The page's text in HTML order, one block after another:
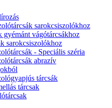
sarokcsiszolókhoz
gyémánt vágótárcsákhoz
sarokcsiszolókhoz
- Speciális széria
abrazív
tárcsák
tárcsak